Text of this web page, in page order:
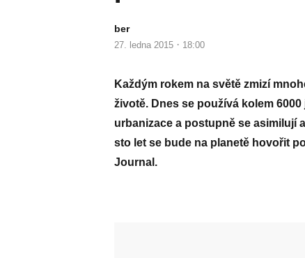
ber
27. ledna 2015 · 18:00
Každým rokem na světě zmizí
životě. Dnes se používá kolem
urbanizace a postupně se asimilují
sto let se bude na planetě hovořit
Journal.